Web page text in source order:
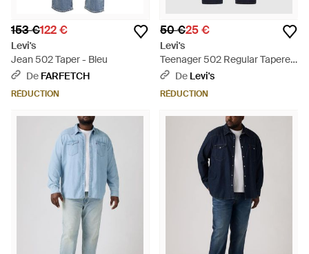
153 €122 €
Levi's
Jean 502 Taper - Bleu
De FARFETCH
RÉDUCTION
50 €25 €
Levi's
Teenager 502 Regular Tapered
Jeans - Bleu
De Levi's
RÉDUCTION